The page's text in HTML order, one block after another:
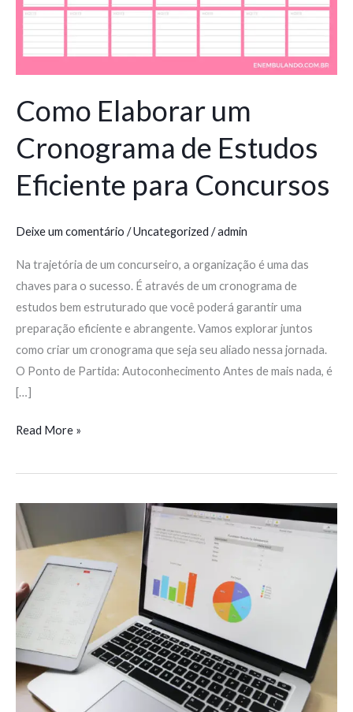
Como Elaborar um
Cronograma de Estudos
Eficiente para Concursos
Deixe um comentário /Uncategorized /admin
Na trajetória de um concurseiro, a organização é uma das
chaves para o sucesso. É através de um cronograma de
estudos bem estruturado que você poderá garantir uma
preparação eficiente e abrangente. Vamos explorar juntos
como criar um cronograma que seja seu aliado nessa jornada.
O Ponto de Partida: Autoconhecimento Antes de mais nada, é
[…]
para
Concursos
Read More »
Os
Erros
Podem
Atrapalhar
Estudos
para
Concursos